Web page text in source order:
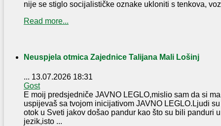
nije se stiglo socijalističke oznake ukloniti s tenkova,
Read more...
Neuspjela otmica Zajednice Talijana Mali Lošinj
... 13.07.2026 18:31
Gost
E moij predsjedniče JAVNO LEGLO,mislio sam da si
uspijevaš sa tvojom inicijativom JAVNO LEGLO.Ljudi
otok u Sveti jakov došao pandur kao što su bili panduri
jezik,isto ...